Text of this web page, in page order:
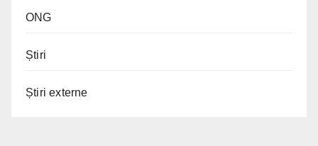
ONG
Știri
Știri externe